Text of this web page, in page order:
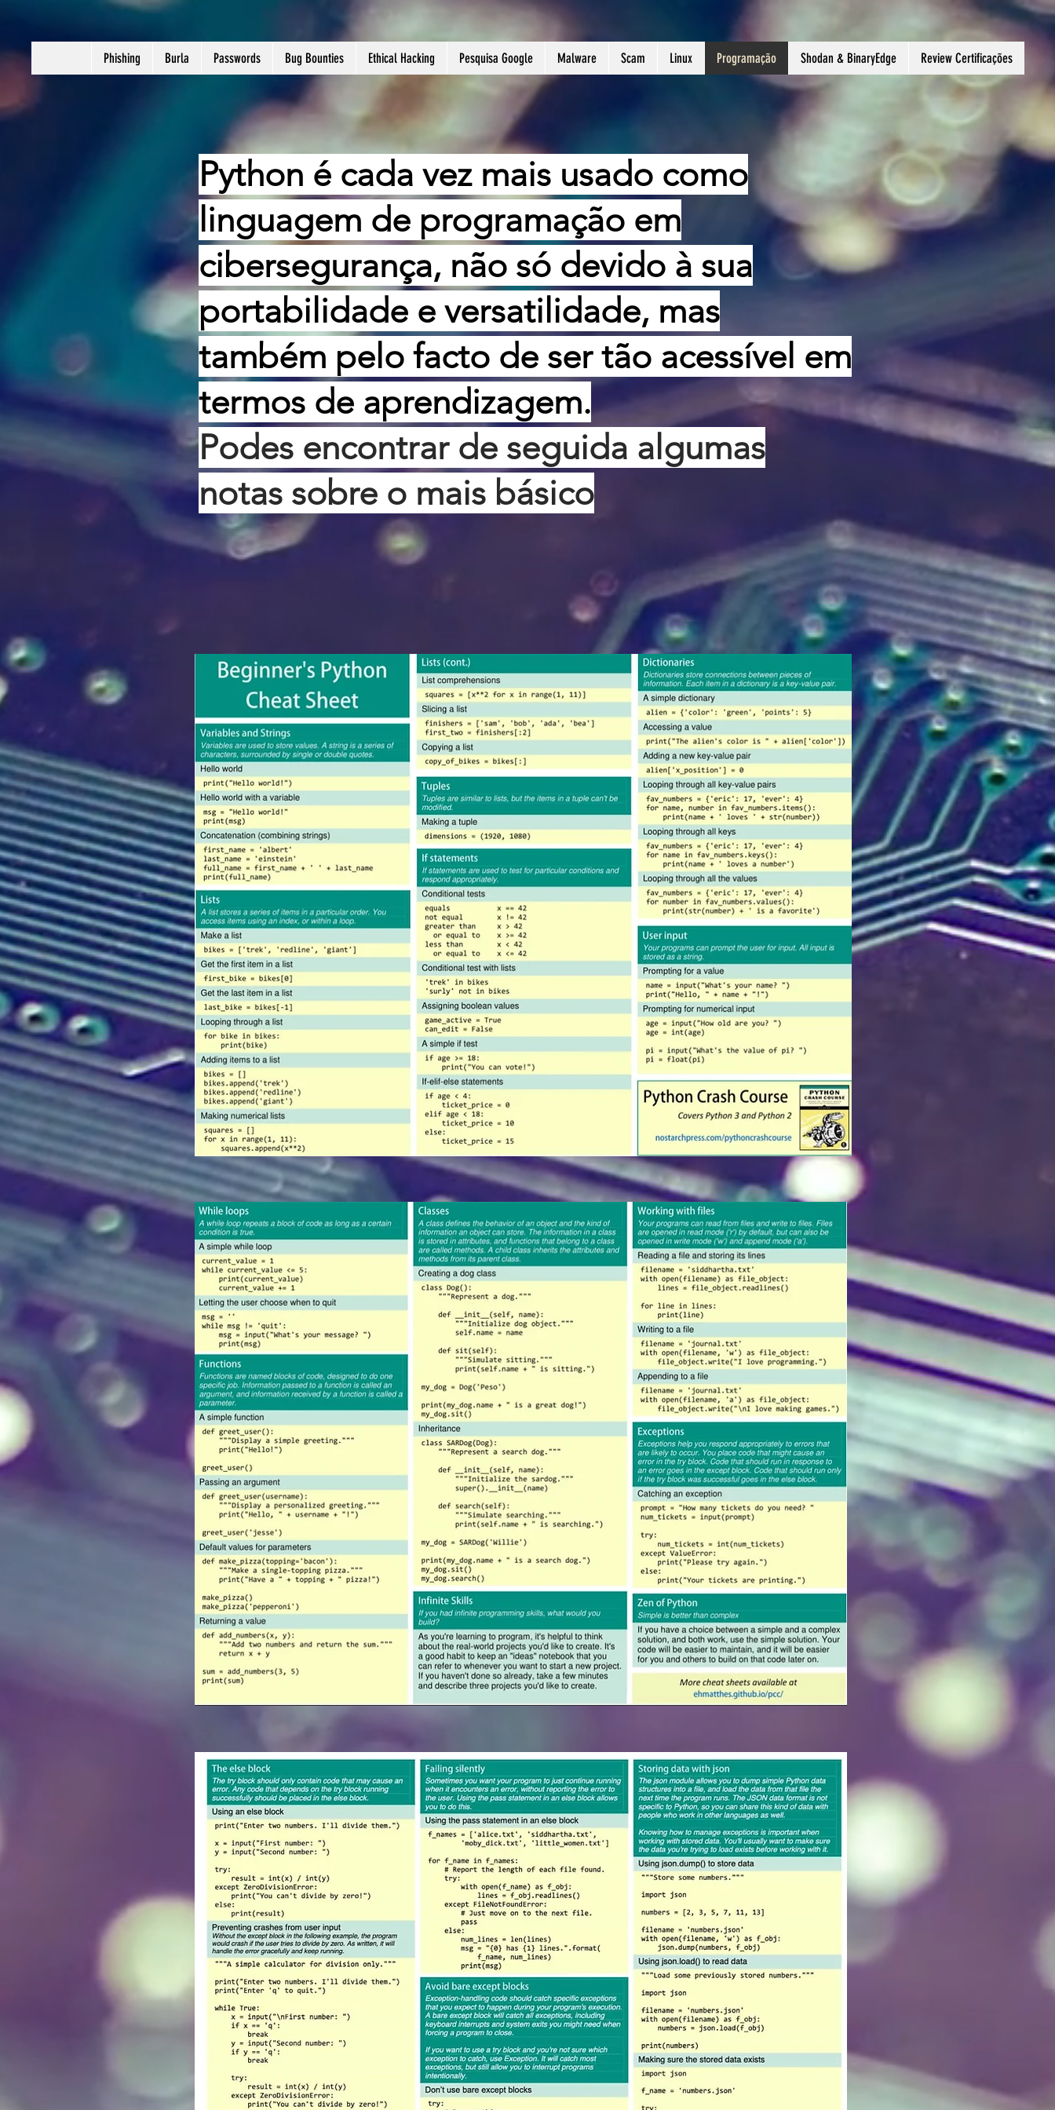
Phishing Burla Passwords Bug Bounties Ethical Hacking Pesquisa Google Malware Scam Linux Programação Shodan & BinaryEdge Review Certificações
Python é cada vez mais usado como
linguagem de programação em
cibersegurança, não só devido à sua
portabilidade e versatilidade, mas
também pelo facto de ser tão acessível em
termos de aprendizagem.
Podes encontrar de seguida algumas
notas sobre o mais básico